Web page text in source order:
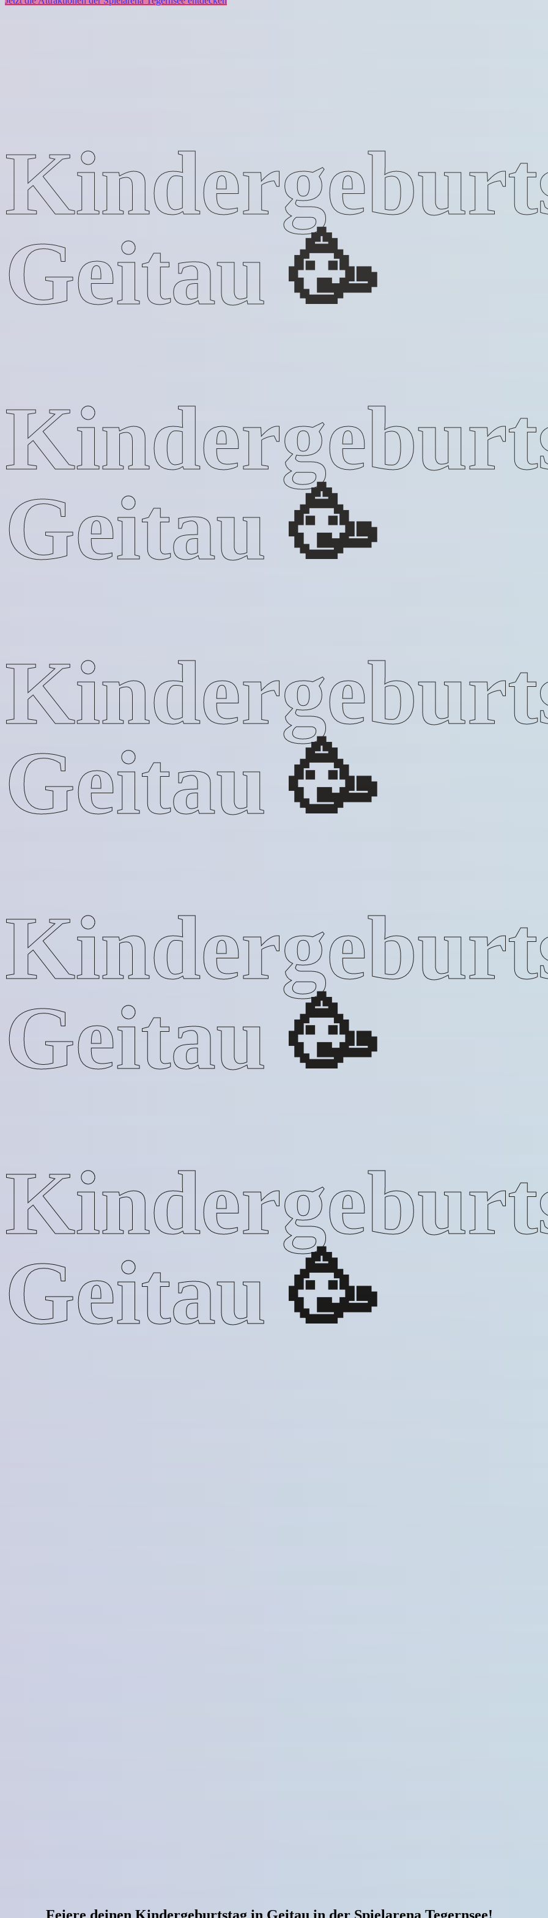
Geitau 🥳
Geitau 🥳
Geitau 🥳
Geitau 🥳
Geitau 🥳
Feiere deinen Kindergeburtstag in Geitau in der Spielarena Tegernsee!